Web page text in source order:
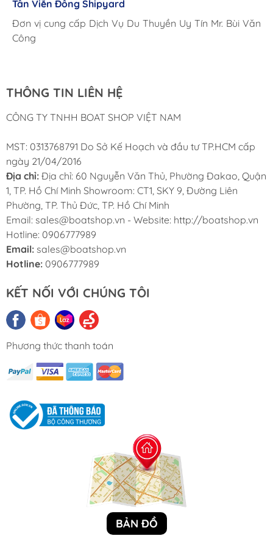
Đặc điểm kỹ thuật:
Chất liệu: ABS + Kim loại
Vòi hoa sen: 1.5m
Nước: nóng và lạnh
Màu sắc: Trắng
Lưu ý: Vui lòng cho phép sai số 0-3cm do đo thủ công.
Hãy chắc chắn rằng bạn không phiền trước khi mua.
Gói bao gồm:
STANDARD CONFIGURATIONS
Model
SFES1-01
SFES2-01
Tân Viễn Đông Shipyard
Đơn vị cung cấp Dịch Vụ Du Thuyền Uy Tín Mr. Bùi Văn
Công
Cung ứng sản phẩm nhanh chóng chuyên nghiệp
Chúng tôi có thể mua những sản phẩm tốt ngay tại Việt
THÔNG TIN LIÊN HỆ
CÔNG TY TNHH BOAT SHOP VIỆT NAM
MST: 0313768791 Do Sở Kế Hoạch và đầu tư TP.HCM cấp
ngày 21/04/2016
Địa chỉ: Địa chỉ: 60 Nguyễn Văn Thủ, Phường Đakao, Quận
1, TP. Hồ Chí Minh Showroom: CT1, SKY 9, Đường Liên
Phường, TP. Thủ Đức, TP. Hồ Chí Minh
Email: sales@boatshop.vn - Website: http://boatshop.vn
Hotline: 0906777989
Email: sales@boatshop.vn
Hotline: 0906777989
KẾT NỐI VỚI CHÚNG TÔI
Phương thức thanh toán
BẢN ĐỒ